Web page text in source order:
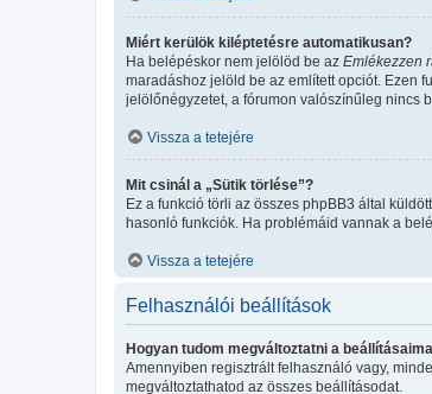
Miért kerülök kiléptetésre automatikusan?
Ha belépéskor nem jelölöd be az Emlékezzen
maradáshoz jelöld be az említett opciót. Ezen
jelölőnégyzetet, a fórumon valószínűleg nincs
Vissza a tetejére
Mit csinál a „Sütik törlése”?
Ez a funkció törli az összes phpBB3 által
hasonló funkciók. Ha problémáid vannak a
Vissza a tetejére
Felhasználói beállítások
Hogyan tudom megváltoztatni a
Amennyiben regisztrált felhasználó vagy,
megváltoztathatod az összes beállításodat.